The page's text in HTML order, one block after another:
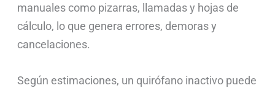
manuales como pizarras, llamadas y hojas de
cálculo, lo que genera errores, demoras y
cancelaciones.
Según estimaciones, un quirófano inactivo puede